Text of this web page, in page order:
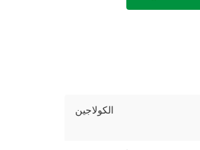
الكولاجين